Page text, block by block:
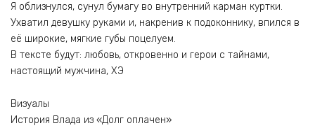
Я облизнулся, сунул бумагу во внутренний карман куртки.
Ухватил девушку руками и, накренив к подоконнику, впился в
её широкие, мягкие губы поцелуем.
В тексте будут: любовь, откровенно и герои с тайнами,
настоящий мужчина, ХЭ
Визуалы
История Влада из «Долг оплачен»